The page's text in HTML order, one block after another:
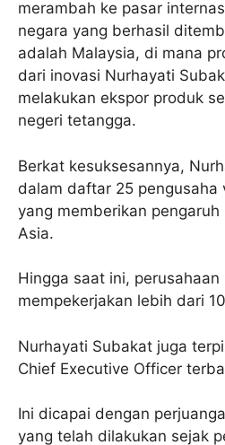
merambah ke pasar
negara yang berhasil
adalah Malaysia, di mana
dari inovasi Nurhayati
melakukan ekspor produk
negeri tetangga.
Berkat kesuksesannya,
dalam daftar 25 pengusaha
yang memberikan
Asia.
Hingga saat ini,
mempekerjakan lebih dari
Nurhayati Subakat juga
Chief Executive Officer
Ini dicapai dengan
yang telah dilakukan sejak